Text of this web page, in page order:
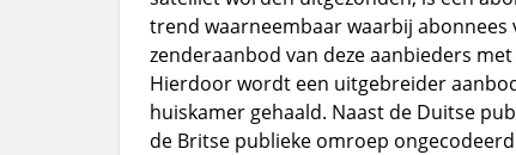
trend waarneembaar waarbij abonnees
zenderaanbod van deze aanbieders
Hierdoor wordt een uitgebreider
huiskamer gehaald. Naast de Duitse
de Britse publieke omroep